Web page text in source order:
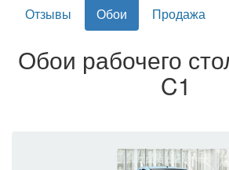
Отзывы
Обои Продажа
Обои рабочего
C1